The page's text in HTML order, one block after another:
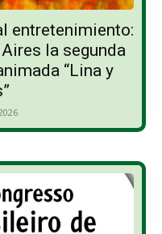
entretenimiento:
la segunda
“Lina y